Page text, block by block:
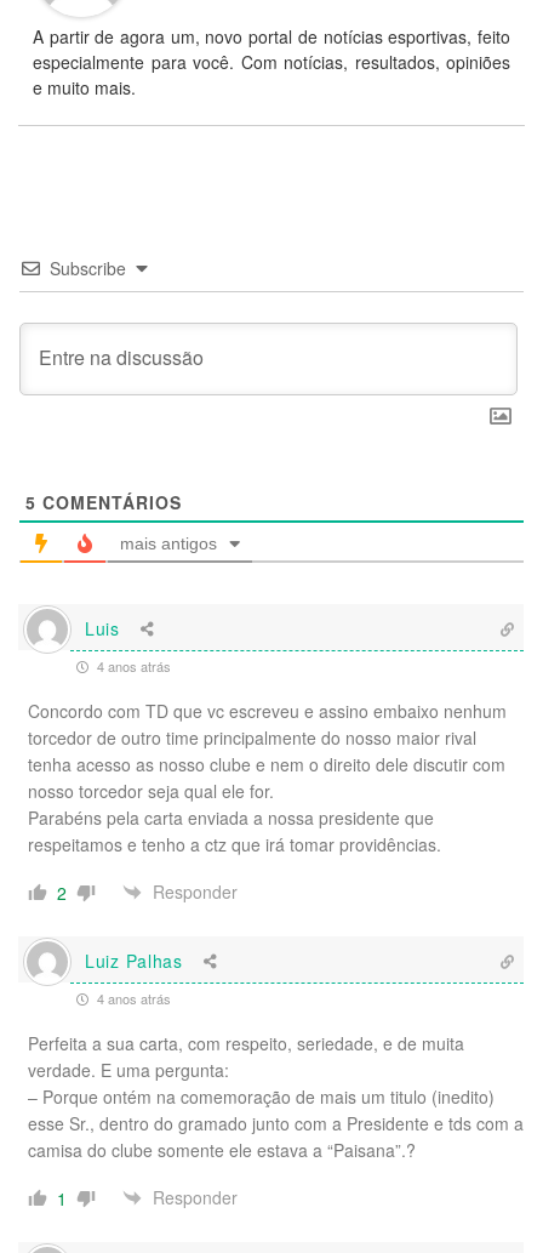
A partir de agora um, novo portal de notícias esportivas, feito
especialmente para você. Com notícias, resultados, opiniões
e muito mais.
Subscribe
5 COMENTÁRIOS
mais antigos
Luis
4 anos atrás
Concordo com TD que vc escreveu e assino embaixo nenhum
torcedor de outro time principalmente do nosso maior rival
tenha acesso as nosso clube e nem o direito dele discutir com
nosso torcedor seja qual ele for.
Parabéns pela carta enviada a nossa presidente que
respeitamos e tenho a ctz que irá tomar providências.
2
Responder
Luiz Palhas
4 anos atrás
Perfeita a sua carta, com respeito, seriedade, e de muita
verdade. E uma pergunta:
– Porque ontém na comemoração de mais um titulo (inedito)
esse Sr., dentro do gramado junto com a Presidente e tds com a
camisa do clube somente ele estava a “Paisana”.?
1
Responder